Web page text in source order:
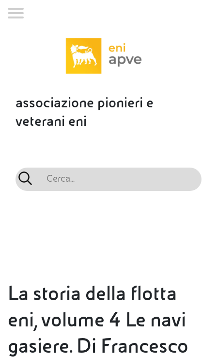
associazione pionieri e
veterani eni
La storia della flotta
eni, volume 4 Le navi
gasiere. Di Francesco